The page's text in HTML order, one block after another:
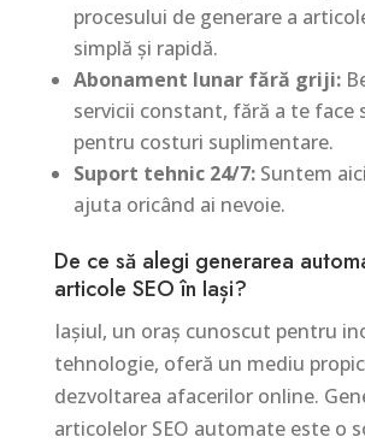
procesului de generare a
simplă și rapidă.
Abonament lunar fără griji:
servicii constant, fără a te face
pentru costuri suplimentare.
Suport tehnic 24/7:Suntem
ajuta oricând ai nevoie.
De ce să alegi generarea
articole SEO în Iași?
Iașiul, un oraș cunoscut pentru
tehnologie, oferă un mediu
dezvoltarea afacerilor online.
articolelor SEO automate este o